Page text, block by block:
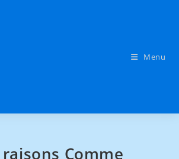
Menu
Comme